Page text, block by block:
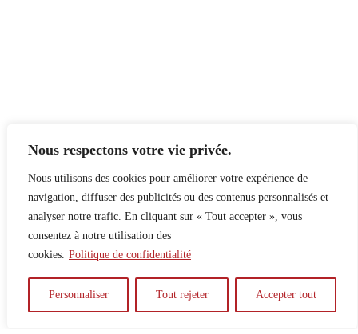
Nous respectons votre vie privée.
Nous utilisons des cookies pour améliorer votre expérience de
navigation, diffuser des publicités ou des contenus personnalisés et
analyser notre trafic. En cliquant sur « Tout accepter », vous
consentez à notre utilisation des
cookies. Politique de confidentialité
Personnaliser Tout rejeter Accepter tout